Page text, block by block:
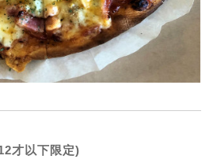
才以下限定)